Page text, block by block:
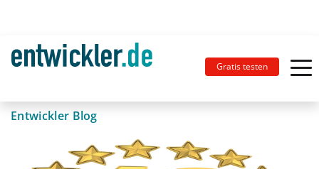
Gratis testen
Entwickler Blog